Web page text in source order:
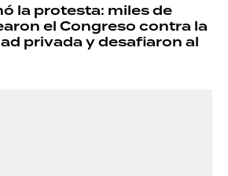
la protesta: miles de
el Congreso contra la
privada y desafiaron al